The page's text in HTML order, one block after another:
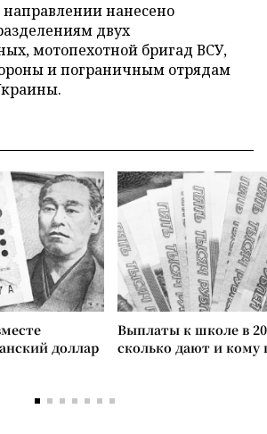
нанесено
двух
мотопехотной бригад ВСУ,
и пограничным отрядам
доллар
Выплаты к школе в
сколько дают и